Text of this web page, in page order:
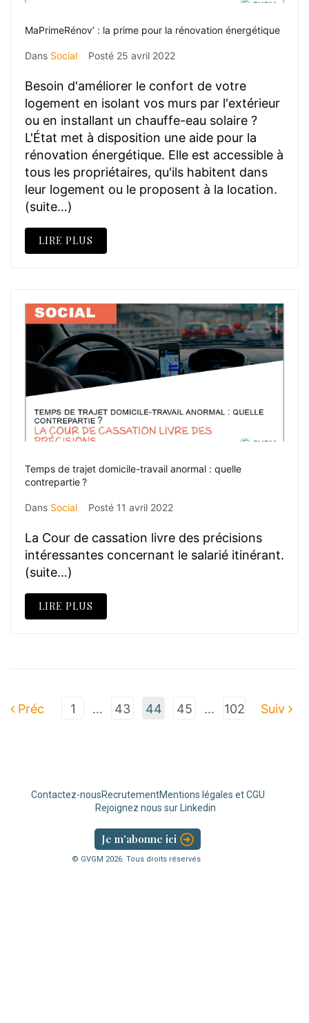
MaPrimeRénov’ : la prime pour la rénovation énergétique
Dans Social Posté 25 avril 2022
Besoin d'améliorer le confort de votre
logement en isolant vos murs par l'extérieur
ou en installant un chauffe-eau solaire ?
L'État met à disposition une aide pour la
rénovation énergétique. Elle est accessible à
tous les propriétaires, qu'ils habitent dans
leur logement ou le proposent à la location.
(suite…)
LIRE PLUS
Temps de trajet domicile-travail anormal : quelle
contrepartie ?
Dans Social Posté 11 avril 2022
La Cour de cassation livre des précisions
intéressantes concernant le salarié itinérant.
(suite…)
LIRE PLUS
Préc 1 … 43 44 45 … 102 Suiv
Contactez-nousRecrutementMentions légales et CGU
Rejoignez nous sur Linkedin
Je m'abonne ici
© GVGM 2026. Tous droits réservés